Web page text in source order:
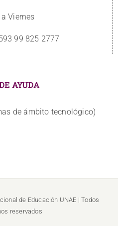
Viernes
99 825 2777
AYUDA
de ámbito tecnológico)
de Educación UNAE | Todos
reservados